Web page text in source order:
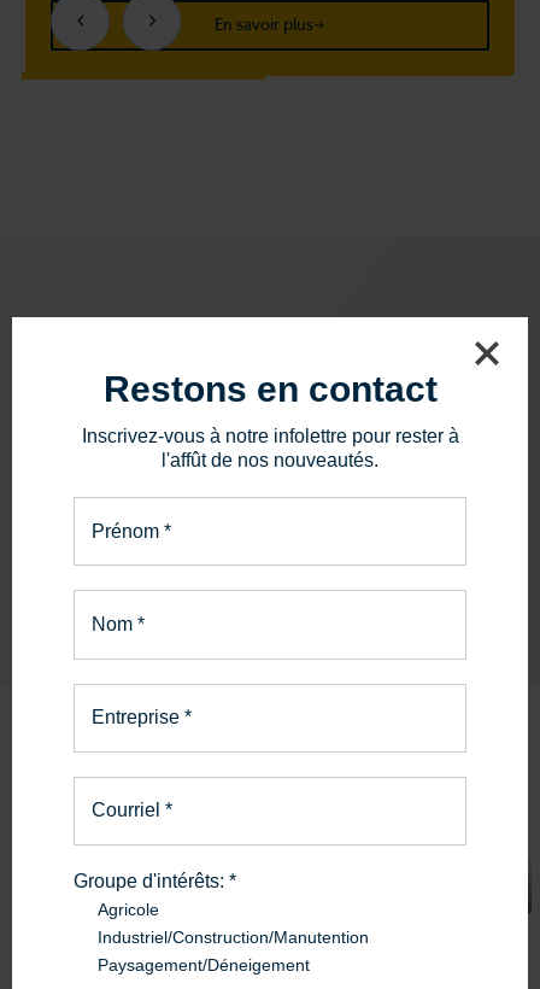
En savoir plus
PIÈCES ET SERVICE
La bonne pièce.
Le bon service.
Produitssimilaires
New Holland
NEW HOLLAND T6.145 DCT
Restons en contact
Inscrivez-vous à notre infolettre pour rester à
l'affût de nos nouveautés.
Prénom *
Nom *
Entreprise *
Courriel *
Groupe d'intérêts: *
Agricole
Industriel/Construction/Manutention
Paysagement/Déneigement